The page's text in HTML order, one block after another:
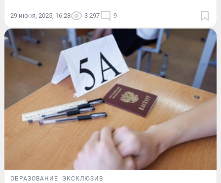
29 июня, 2025, 16:28 3 297 9
ОБРАЗОВАНИЕ ЭКСКЛЮЗИВ